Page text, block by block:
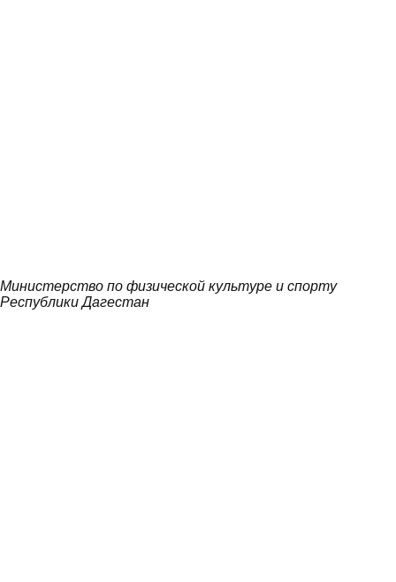
Министерство по физической культуре и спорту
Республики Дагестан